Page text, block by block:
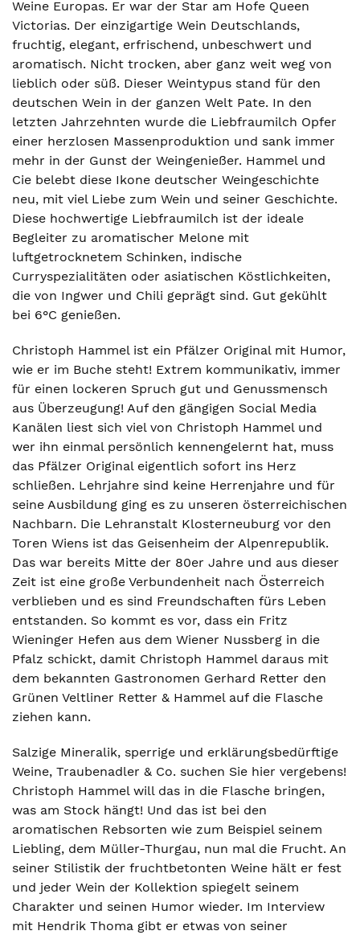
Weine Europas. Er war der Star am Hofe Queen
Victorias. Der einzigartige Wein Deutschlands,
fruchtig, elegant, erfrischend, unbeschwert und
aromatisch. Nicht trocken, aber ganz weit weg von
lieblich oder süß. Dieser Weintypus stand für den
deutschen Wein in der ganzen Welt Pate. In den
letzten Jahrzehnten wurde die Liebfraumilch Opfer
einer herzlosen Massenproduktion und sank immer
mehr in der Gunst der Weingenießer. Hammel und
Cie belebt diese Ikone deutscher Weingeschichte
neu, mit viel Liebe zum Wein und seiner Geschichte.
Diese hochwertige Liebfraumilch ist der ideale
Begleiter zu aromatischer Melone mit
luftgetrocknetem Schinken, indische
Curryspezialitäten oder asiatischen Köstlichkeiten,
die von Ingwer und Chili geprägt sind. Gut gekühlt
bei 6°C genießen.
Christoph Hammel ist ein Pfälzer Original mit Humor,
wie er im Buche steht! Extrem kommunikativ, immer
für einen lockeren Spruch gut und Genussmensch
aus Überzeugung! Auf den gängigen Social Media
Kanälen liest sich viel von Christoph Hammel und
wer ihn einmal persönlich kennengelernt hat, muss
das Pfälzer Original eigentlich sofort ins Herz
schließen. Lehrjahre sind keine Herrenjahre und für
seine Ausbildung ging es zu unseren österreichischen
Nachbarn. Die Lehranstalt Klosterneuburg vor den
Toren Wiens ist das Geisenheim der Alpenrepublik.
Das war bereits Mitte der 80er Jahre und aus dieser
Zeit ist eine große Verbundenheit nach Österreich
verblieben und es sind Freundschaften fürs Leben
entstanden. So kommt es vor, dass ein Fritz
Wieninger Hefen aus dem Wiener Nussberg in die
Pfalz schickt, damit Christoph Hammel daraus mit
dem bekannten Gastronomen Gerhard Retter den
Grünen Veltliner Retter & Hammel auf die Flasche
ziehen kann.
Salzige Mineralik, sperrige und erklärungsbedürftige
Weine, Traubenadler & Co. suchen Sie hier vergebens!
Christoph Hammel will das in die Flasche bringen,
was am Stock hängt! Und das ist bei den
aromatischen Rebsorten wie zum Beispiel seinem
Liebling, dem Müller-Thurgau, nun mal die Frucht. An
seiner Stilistik der fruchtbetonten Weine hält er fest
und jeder Wein der Kollektion spiegelt seinem
Charakter und seinen Humor wieder. Im Interview
mit Hendrik Thoma gibt er etwas von seiner